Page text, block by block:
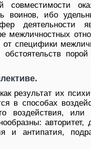
совместимости
воинов, ибо
деятельности
межличностных
от специфики
порой
результат их
в способах
воздействия,
авторитет,
и антипатия,